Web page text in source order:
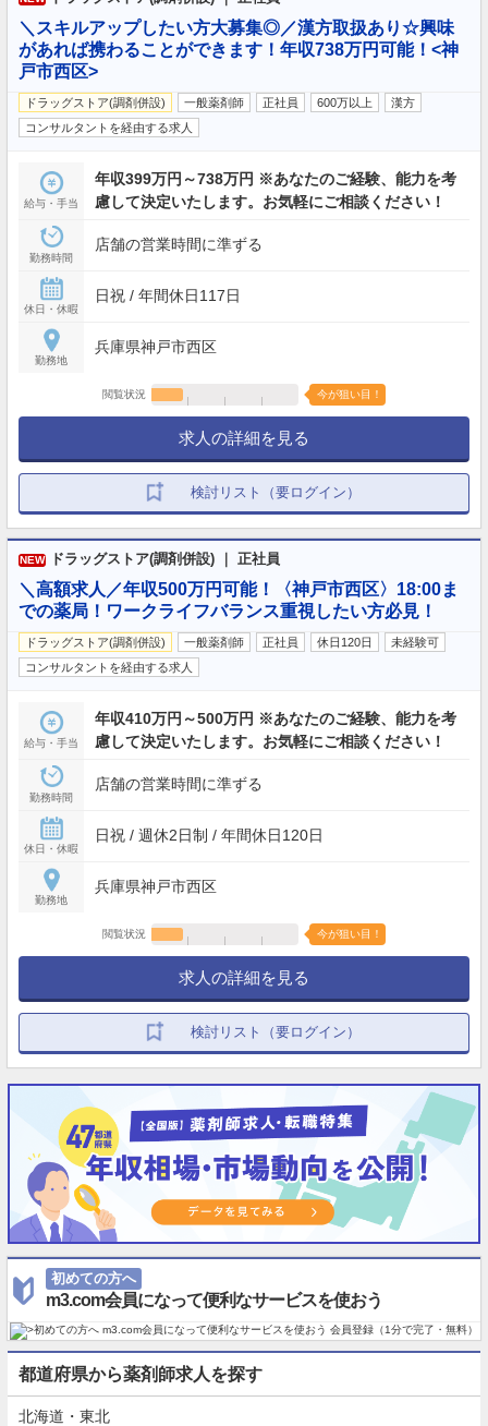
＼スキルアップしたい方大募集◎／漢方取扱あり☆興味
があれば携わることができます！年収738万円可能！<神
戸市西区>
ドラッグストア(調剤併設) 一般薬剤師 正社員 600万以上
漢方
コンサルタントを経由する求人
給与・手当
年収399万円～738万円 ※あなたのご経験、能力を考
慮して決定いたします。お気軽にご相談ください！
勤務時間
店舗の営業時間に準ずる
休日・休暇
日祝 / 年間休日117日
勤務地
兵庫県神戸市西区
閲覧状況 今が狙い目！
求人の詳細を見る
検討リスト（要ログイン）
NEW ドラッグストア(調剤併設) ｜ 正社員
＼高額求人／年収500万円可能！〈神戸市西区〉18:00ま
での薬局！ワークライフバランス重視したい方必見！
ドラッグストア(調剤併設) 一般薬剤師 正社員 休日120日
未経験可
コンサルタントを経由する求人
給与・手当
年収410万円～500万円 ※あなたのご経験、能力を考
慮して決定いたします。お気軽にご相談ください！
勤務時間
店舗の営業時間に準ずる
休日・休暇
日祝 / 週休2日制 / 年間休日120日
勤務地
兵庫県神戸市西区
閲覧状況 今が狙い目！
求人の詳細を見る
検討リスト（要ログイン）
初めての方へ
m3.com会員になって便利なサービスを使おう
都道府県から薬剤師求人を探す
北海道・東北